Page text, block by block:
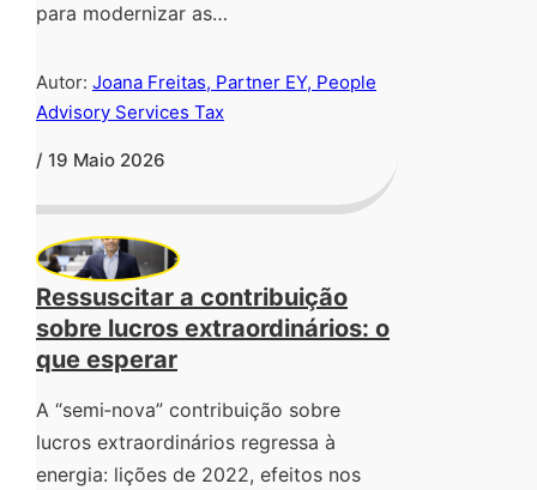
para modernizar as…
Autor: Joana Freitas, Partner EY, People
Advisory Services Tax
/ 19 Maio 2026
Ressuscitar a contribuição
sobre lucros extraordinários: o
que esperar
A “semi‑nova” contribuição sobre
lucros extraordinários regressa à
energia: lições de 2022, efeitos nos